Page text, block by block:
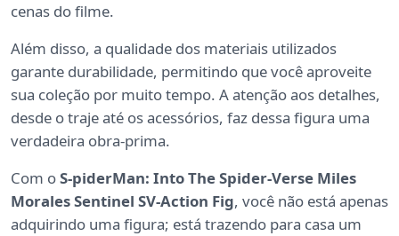
cenas do filme.
Além disso, a qualidade dos materiais utilizados
garante durabilidade, permitindo que você aproveite
sua coleção por muito tempo. A atenção aos detalhes,
desde o traje até os acessórios, faz dessa figura uma
verdadeira obra-prima.
Com oS-piderMan: Into The Spider-Verse Miles
Morales Sentinel SV-Action Fig, você não está apenas
adquirindo uma figura; está trazendo para casa um